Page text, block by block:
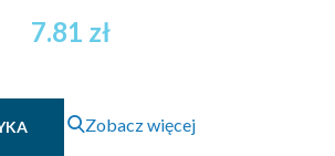
7.81 zł
Zobacz więcej